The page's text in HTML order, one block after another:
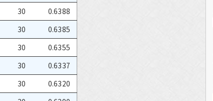
30
0.6388
30
0.6385
30
0.6355
30
0.6337
30
0.6320